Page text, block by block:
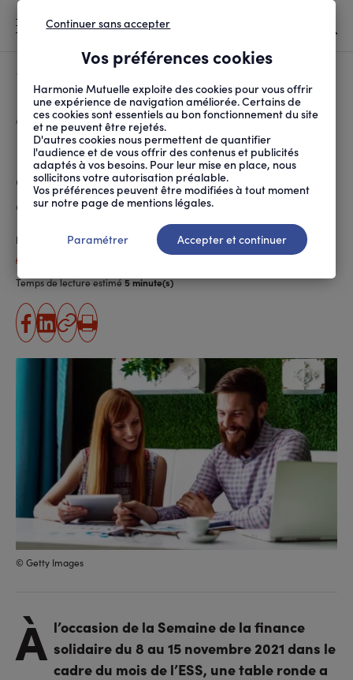
D'ARIANE
ACCUEIL SOCIÉTÉ INITIATIVES SOLIDAIRES LA FINANCE SOLIDAIRE...
La finance solidaire au service
de l’impact social et
environnemental
Publié le 05.11.2021
Alexandra Luthereau
Temps de lecture estimé5 minute(s)
partager
sur
facebook
partager
sur
linkedin
Copier
l'URL
Imprimer
© Getty Images
À l’occasion de la Semaine de la finance
solidaire du 8 au 15 novembre 2021 dans le
cadre du mois de l’ESS, une table ronde a
Vos préférences cookies
Harmonie Mutuelle exploite des cookies pour vous offrir
une expérience de navigation améliorée. Certains de
ces cookies sont essentiels au bon fonctionnement du site
et ne peuvent être rejetés.
D'autres cookies nous permettent de quantifier
l'audience et de vous offrir des contenus et publicités
adaptés à vos besoins. Pour leur mise en place, nous
sollicitons votre autorisation préalable.
Vos préférences peuvent être modifiées à tout moment
sur notre page de mentions légales.
Continuer sans accepter
Paramétrer Accepter et continuer